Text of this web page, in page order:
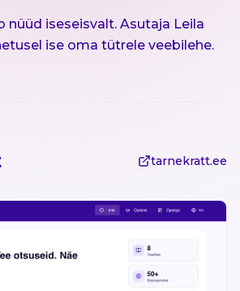
nüüd iseseisvalt. Asutaja Leila
ise oma tütrele veebilehe.
tarnekratt.ee